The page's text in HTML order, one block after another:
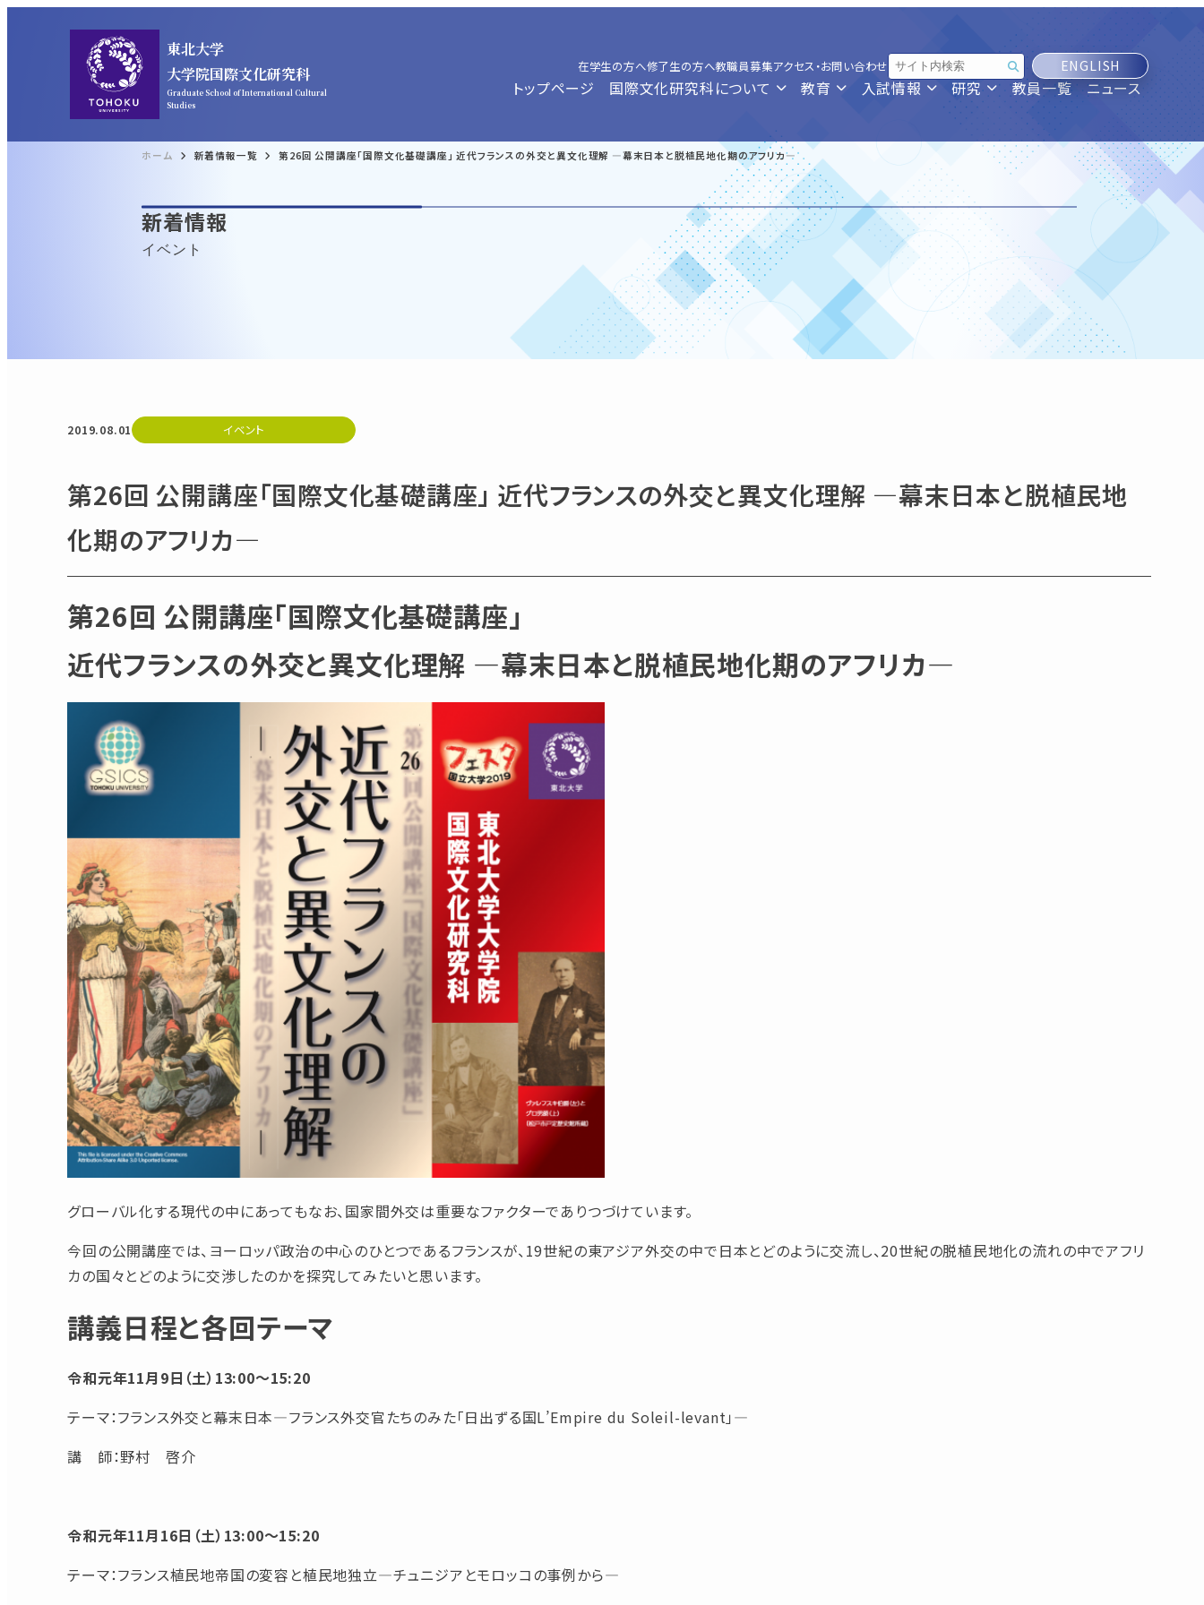
東北大学
大学院国際文化研究科
Graduate School of International Cultural
Studies
トップページ 国際文化研究科について 教育 入試情報 研究 教員一覧 ニュース
在学生の方へ修了生の方へ教職員募集アクセス・お問い合わせ ENGLISH
ホーム 新着情報一覧 第26回 公開講座「国際文化基礎講座」 近代フランスの外交と異文化理解 ―幕末日本と脱植民地化期のアフリカ―
新着情報
イベント
2019.08.01 イベント
第26回 公開講座「国際文化基礎講座」 近代フランスの外交と異文化理解 ―幕末日本と脱植民地
化期のアフリカ―
第26回 公開講座「国際文化基礎講座」
近代フランスの外交と異文化理解 ―幕末日本と脱植民地化期のアフリカ―
グローバル化する現代の中にあってもなお、国家間外交は重要なファクターでありつづけています。
今回の公開講座では、ヨーロッパ政治の中心のひとつであるフランスが、19世紀の東アジア外交の中で日本とどのように交流し、20世紀の脱植民地化の流れの中でアフリ
カの国々とどのように交渉したのかを探究してみたいと思います。
講義日程と各回テーマ
令和元年11月9日（土）13:00～15:20
テーマ：フランス外交と幕末日本―フランス外交官たちのみた「日出ずる国L’Empire du Soleil-levant」―
講 師：野村 啓介
令和元年11月16日（土）13:00～15:20
テーマ：フランス植民地帝国の変容と植民地独立―チュニジアとモロッコの事例から―